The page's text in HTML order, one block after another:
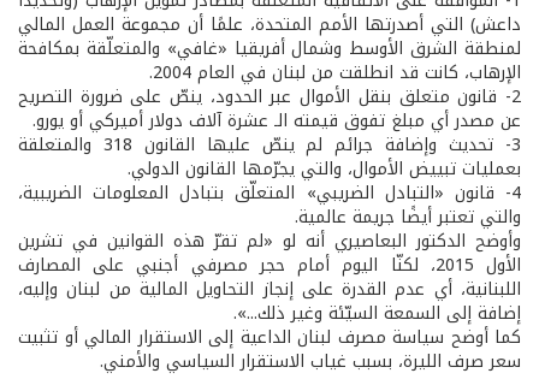
داعش) التي أصدرتها الأمم المتحدة، علمًا أن مجموعة العمل المالي
لمنطقة الشرق الأوسط وشمال أفريقيا «غافي» والمتعلّقة بمكافحة
الإرهاب، كانت قد انطلقت من لبنان في العام 2004.
2- قانون متعلق بنقل الأموال عبر الحدود، ينصّ على ضرورة التصريح
عن مصدر أي مبلغ تفوق قيمته الـ عشرة آلاف دولار أميركي أو يورو.
3- تحديث وإضافة جرائم لم ينصّ عليها القانون 318 والمتعلقة
بعمليات تبييض الأموال، والتي يجرّمها القانون الدولي.
4- قانون «التبادل الضريبي» المتعلّق بتبادل المعلومات الضريبية،
والتي تعتبر أيضًا جريمة عالمية.
وأوضح الدكتور البعاصيري أنه لو «لم تقرّ هذه القوانين في تشرين
الأول 2015، لكنّا اليوم أمام حجر مصرفي أجنبي على المصارف
اللبنانية، أي عدم القدرة على إنجاز التحاويل المالية من لبنان وإليه،
إضافة إلى السمعة السيّئة وغير ذلك...».
كما أوضح سياسة مصرف لبنان الداعية إلى الاستقرار المالي أو تثبيت
سعر صرف الليرة، بسبب غياب الاستقرار السياسي والأمني.